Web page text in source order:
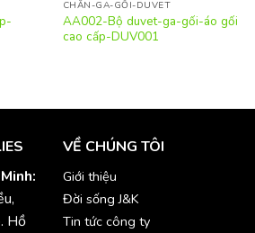
CHĂN-GA-GỐI-DUVET
AA002-Bộ duvet-ga-gối-áo gối
cao cấp-DUV001
Hồ
VỀ CHÚNG TÔI
Giới thiệu
Đời sống J&K
Tin tức công ty